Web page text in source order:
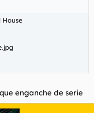
enganche de serie